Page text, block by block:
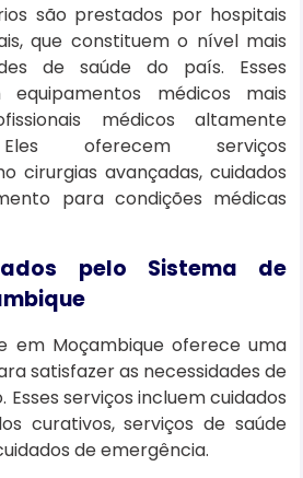
são prestados por hospitais
que constituem o nível mais
de saúde do país. Esses
equipamentos médicos mais
médicos altamente
Eles oferecem serviços
cirurgias avançadas, cuidados
para condições médicas
pelo Sistema de
em Moçambique oferece uma
satisfazer as necessidades de
Esses serviços incluem cuidados
curativos, serviços de saúde
de emergência.